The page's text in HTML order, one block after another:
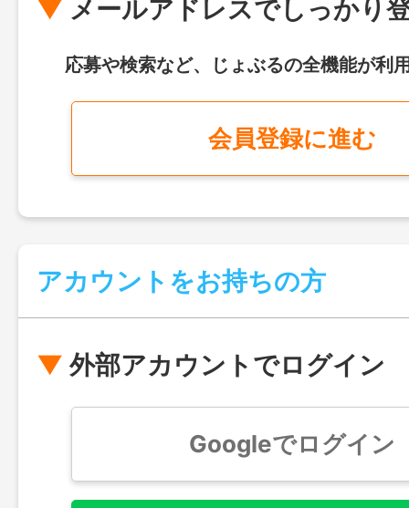
メールアドレスでしっかり
応募や検索など、じょぶるの全機能が利
会員登録に進む
アカウントをお持ちの方
外部アカウントでログイン
Googleでログイン